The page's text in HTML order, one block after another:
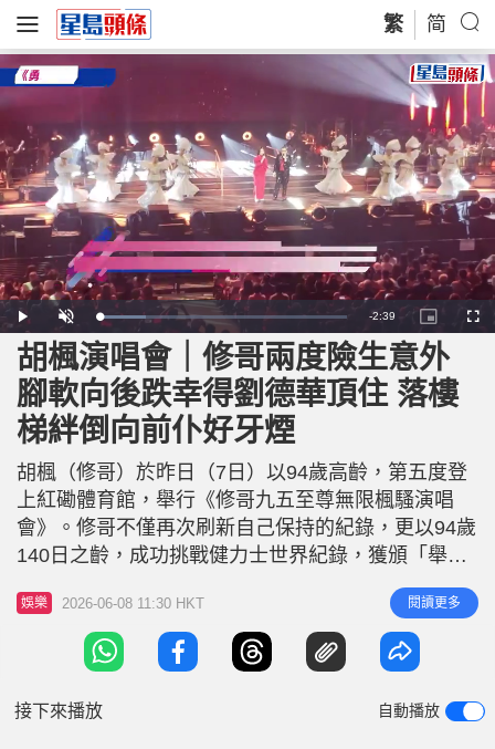
繁 简
P
l
a
y
U
n
m
u
t
e
L
o
a
d
e
d
:
1
8
.
7
7
R
e
m
n
-2:39
P
i
c
t
u
e
-
c
t
r
e
F
u
胡楓演唱會｜修哥兩度險生意外
腳軟向後跌幸得劉德華頂住 落樓
梯絆倒向前仆好牙煙
胡楓（修哥）於昨日（7日）以94歲高齡，第五度登
上紅磡體育館，舉行《修哥九五至尊無限楓騷演唱
會》。修哥不僅再次刷新自己保持的紀錄，更以94歲
140日之齡，成功挑戰健力士世界紀錄，獲頒「舉辦
演唱會最年長的華語藝人」殊榮，締造了樂壇傳奇。
在這場長達五小時的演唱會中，年事已高的修哥兩度
在台上出現驚險畫面，幸得身邊人眼明手快，才化險
為夷，當中包括劉德華和張家輝。 胡楓落樓梯腳步
娛樂 2026-06-08 11:30 HKT 閱讀更多
接下來播放 自動播放